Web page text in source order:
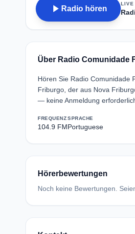
play_arrow Radio hören
LIVE
Über Radio Comunidade
Hören Sie Radio Comunidade
Friburgo, der aus Nova
— keine Anmeldung
FREQUENZ
104.9 FM
SPRACHE
Portuguese
Hörerbewertungen
Noch keine Bewertungen.